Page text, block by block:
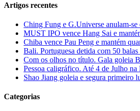
Artigos recentes
Ching Fung e G.Universe anulam-
MUST IPO vence Hang Sai e
Chiba vence Pau Peng e mantém
Bali. Portuguesa detida com 50
Com os olhos no título. Gala goleia
Pessoa caligráfico. Até 4 de Julho
Shao Jiang goleia e segura primeiro
Categorias